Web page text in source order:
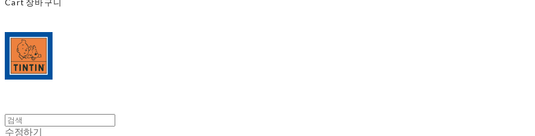
Cart 장바구니
수정하기